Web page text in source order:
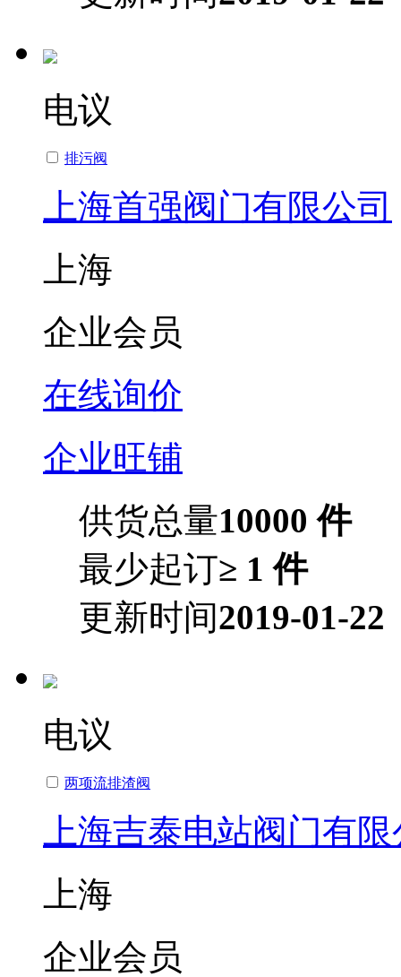
电议
排污阀
上海首强阀门有限公司
上海
企业会员
在线询价
企业旺铺
供货总量10000 件
最少起订≥ 1 件
更新时间2019-01-22
电议
两项流排渣阀
上海吉泰电站阀门有
上海
企业会员